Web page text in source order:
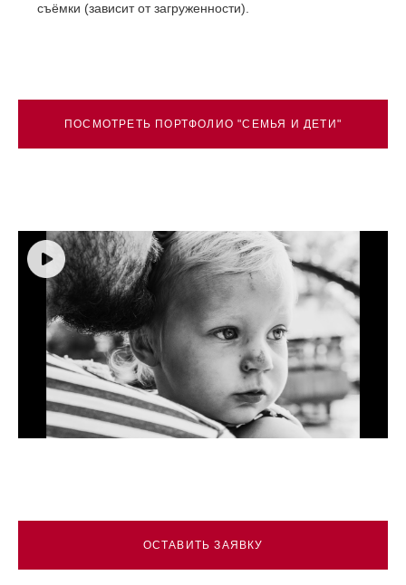
съёмки (зависит от загруженности).
ПОСМОТРЕТЬ ПОРТФОЛИО "СЕМЬЯ И ДЕТИ"
ОСТАВИТЬ ЗАЯВКУ